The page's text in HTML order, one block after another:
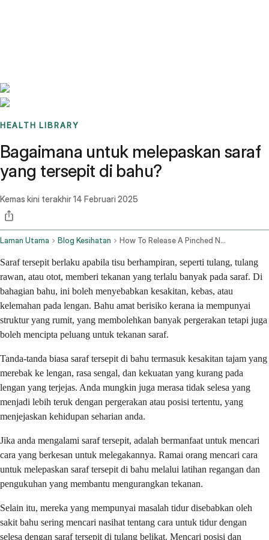
HEALTH LIBRARY
Bagaimana untuk melepaskan saraf
yang tersepit di bahu?
Kemas kini terakhir14 Februari 2025
Laman Utama Blog Kesihatan How To Release A Pinched Nerve In The Shoulder
Saraf tersepit berlaku apabila tisu berhampiran, seperti tulang, tulang
rawan, atau otot, memberi tekanan yang terlalu banyak pada saraf. Di
bahagian bahu, ini boleh menyebabkan kesakitan, kebas, atau
kelemahan pada lengan. Bahu amat berisiko kerana ia mempunyai
struktur yang rumit, yang membolehkan banyak pergerakan tetapi juga
boleh mencipta peluang untuk tekanan saraf.
Tanda-tanda biasa saraf tersepit di bahu termasuk kesakitan tajam yang
merebak ke lengan, rasa sengal, dan kekuatan yang kurang pada
lengan yang terjejas. Anda mungkin juga merasa tidak selesa yang
menjadi lebih teruk dengan pergerakan atau posisi tertentu, yang
menjejaskan kehidupan seharian anda.
Jika anda mengalami saraf tersepit, adalah bermanfaat untuk mencari
cara yang berkesan untuk melegakannya. Ramai orang mencari cara
untuk melepaskan saraf tersepit di bahu melalui latihan regangan dan
pengukuhan yang membantu mengurangkan tekanan.
Selain itu, mereka yang mempunyai masalah tidur disebabkan oleh
sakit bahu sering mencari nasihat tentang cara untuk tidur dengan
selesa dengan saraf tersepit di tulang belikat. Mencari posisi dan